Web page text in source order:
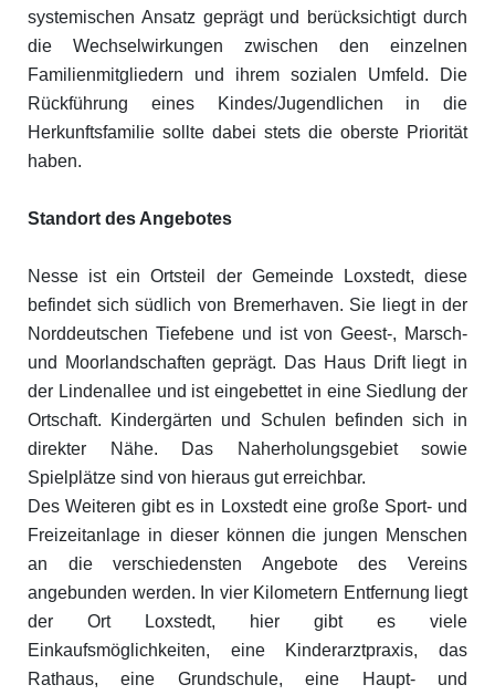
systemischen Ansatz geprägt und berücksichtigt durch
die Wechselwirkungen zwischen den einzelnen
Familienmitgliedern und ihrem sozialen Umfeld. Die
Rückführung eines Kindes/Jugendlichen in die
Herkunftsfamilie sollte dabei stets die oberste Priorität
haben.
Standort des Angebotes
Nesse ist ein Ortsteil der Gemeinde Loxstedt, diese
befindet sich südlich von Bremerhaven. Sie liegt in der
Norddeutschen Tiefebene und ist von Geest-, Marsch-
und Moorlandschaften geprägt. Das Haus Drift liegt in
der Lindenallee und ist eingebettet in eine Siedlung der
Ortschaft. Kindergärten und Schulen befinden sich in
direkter Nähe. Das Naherholungsgebiet sowie
Spielplätze sind von hieraus gut erreichbar.
Des Weiteren gibt es in Loxstedt eine große Sport- und
Freizeitanlage in dieser können die jungen Menschen
an die verschiedensten Angebote des Vereins
angebunden werden. In vier Kilometern Entfernung liegt
der Ort Loxstedt, hier gibt es viele
Einkaufsmöglichkeiten, eine Kinderarztpraxis, das
Rathaus, eine Grundschule, eine Haupt- und